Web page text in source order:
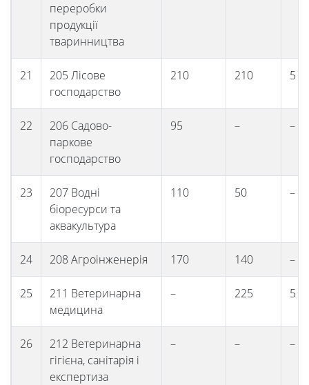
переробки
продукції
тваринництва
21
205 Лісове
господарство
210 210 5
22
206 Садово-
паркове
господарство
95 – –
23
207 Водні
біоресурси та
аквакультура
110 50 –
24 208 Агроінженерія 170 140 –
25
211 Ветеринарна
медицина
– 225 5
26
212 Ветеринарна
гігієна, санітарія і
експертиза
– – –